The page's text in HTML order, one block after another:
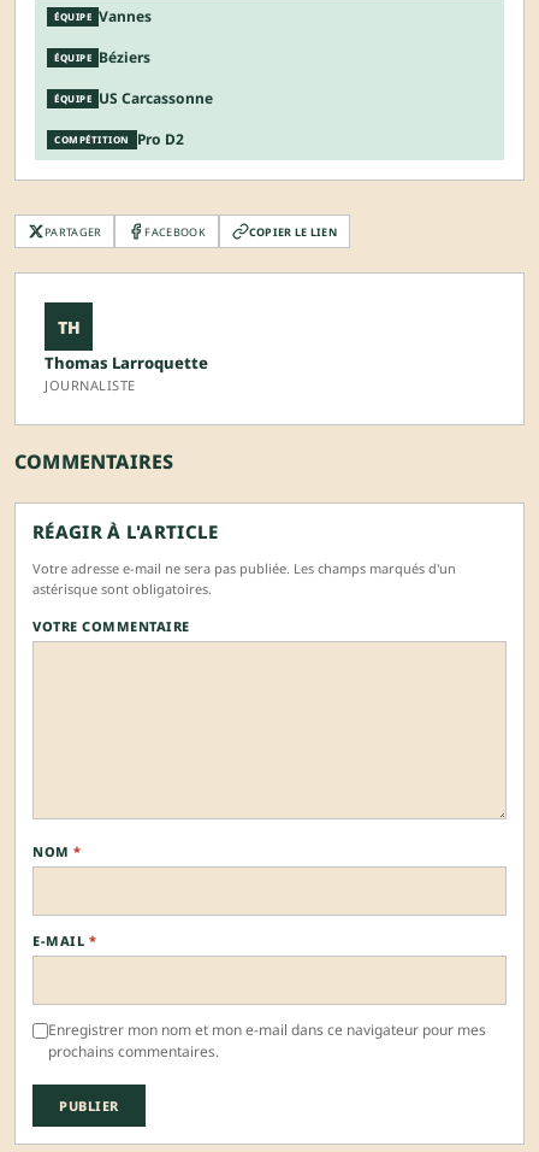
ÉQUIPE Vannes
ÉQUIPE Béziers
ÉQUIPE US Carcassonne
COMPÉTITION Pro D2
PARTAGER FACEBOOK COPIER LE LIEN
TH
Thomas Larroquette
JOURNALISTE
COMMENTAIRES
RÉAGIR À L'ARTICLE
Votre adresse e-mail ne sera pas publiée. Les champs marqués d'un
astérisque sont obligatoires.
VOTRE COMMENTAIRE
NOM *
E-MAIL *
Enregistrer mon nom et mon e-mail dans ce navigateur pour mes
prochains commentaires.